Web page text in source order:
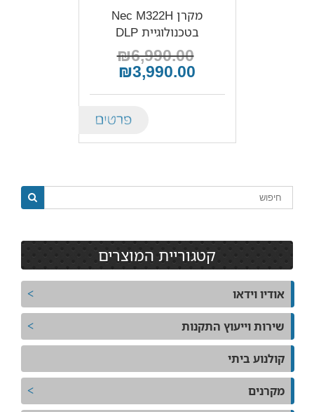
מקרן Nec M322H
בטכנולוגיית DLP
₪6,990.00
₪3,990.00
קטגוריית המוצרים
אודיו וידאו
שירות וייעוץ התקנות
קולנוע ביתי
מקרנים